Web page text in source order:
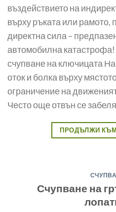
въздействието на
върху ръката или рамото,
директна сила –
автомобилна
счупване на ключицата
оток и болка върху
ограничение на
Чес­то още отвън се
ПРОДЪЛЖИ КЪМ
Счупване на